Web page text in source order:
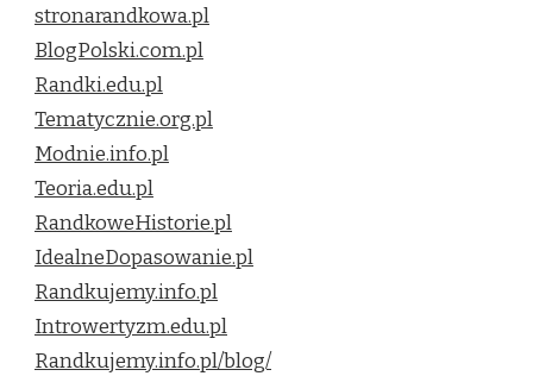
stronarandkowa.pl
BlogPolski.com.pl
Randki.edu.pl
Tematycznie.org.pl
Modnie.info.pl
Teoria.edu.pl
RandkoweHistorie.pl
IdealneDopasowanie.pl
Randkujemy.info.pl
Introwertyzm.edu.pl
Randkujemy.info.pl/blog/